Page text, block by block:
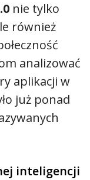
nie tylko
również
analizować
aplikacji w
już ponad
inteligencji